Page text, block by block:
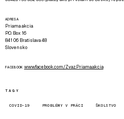
ADRESA
Priama akcia
P.O. Box 16
841 06 Bratislava 48
Slovensko
FACEBOOK www.facebook.com/Zvaz.Priama.akcia
TAGY
COVID-19 PROBLÉMY V PRÁCI ŠKOLSTVO